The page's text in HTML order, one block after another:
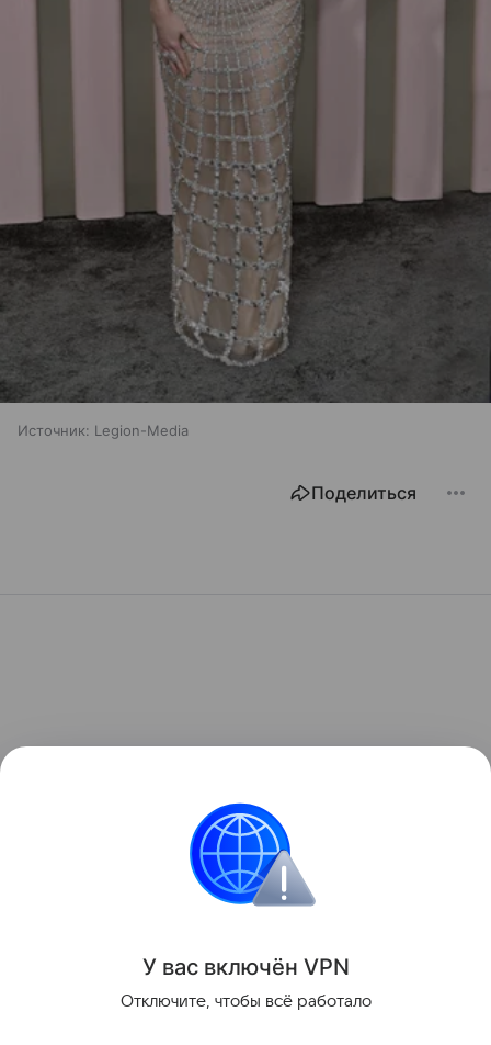
Источник: Legion-Media
Поделиться
У вас включён VPN
Отключите, чтобы всё работало